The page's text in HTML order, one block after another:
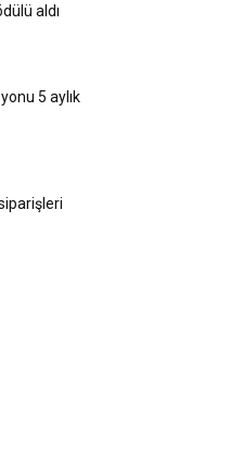
aldı
5 aylık